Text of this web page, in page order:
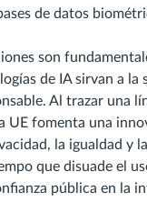
de datos
son
de IA sirvan a la
Al trazar una
UE fomenta una
la igualdad y
que disuade el
pública en la